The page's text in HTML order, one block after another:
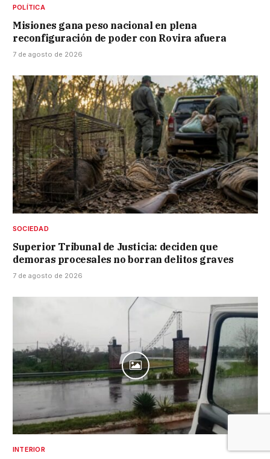
POLÍTICA
Misiones gana peso nacional en plena
reconfiguración de poder con Rovira afuera
7 de agosto de 2026
SOCIEDAD
Superior Tribunal de Justicia: deciden que
demoras procesales no borran delitos graves
7 de agosto de 2026
INTERIOR